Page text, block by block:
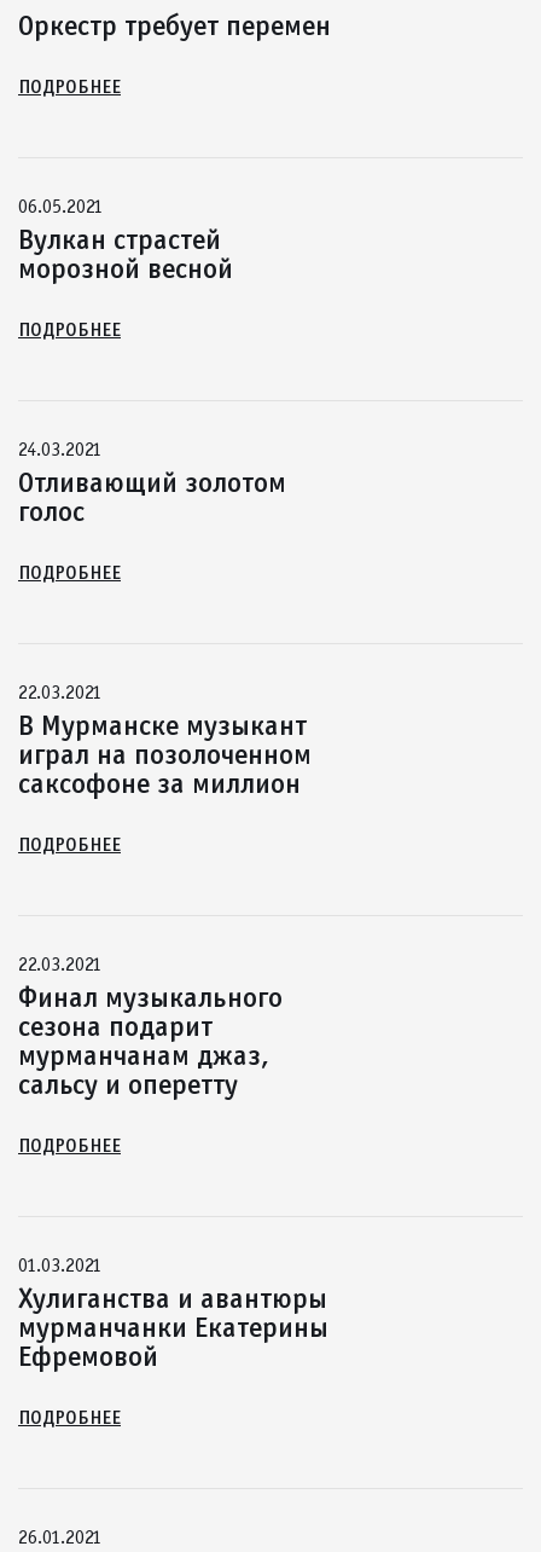
Оркестр требует перемен
ПОДРОБНЕЕ
06.05.2021
Вулкан страстей
морозной весной
ПОДРОБНЕЕ
24.03.2021
Отливающий золотом
голос
ПОДРОБНЕЕ
22.03.2021
В Мурманске музыкант
играл на позолоченном
саксофоне за миллион
ПОДРОБНЕЕ
22.03.2021
Финал музыкального
сезона подарит
мурманчанам джаз,
сальсу и оперетту
ПОДРОБНЕЕ
01.03.2021
Хулиганства и авантюры
мурманчанки Екатерины
Ефремовой
ПОДРОБНЕЕ
26.01.2021